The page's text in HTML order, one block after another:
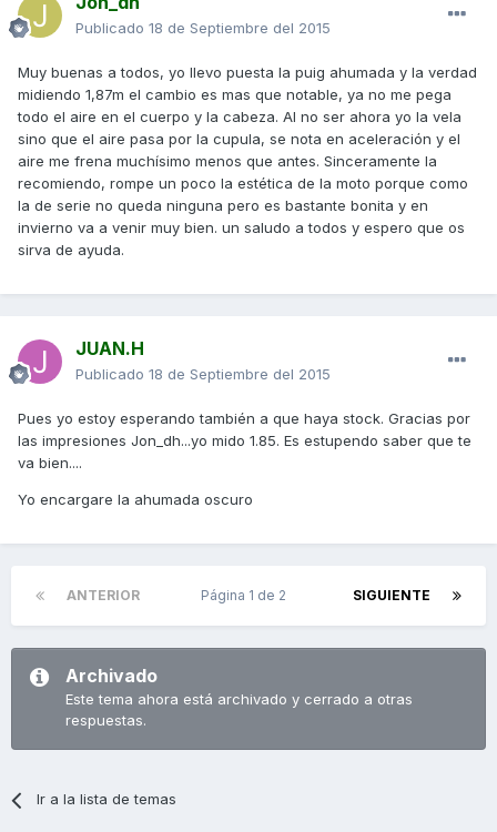
Publicado 18 de Septiembre del 2015
Muy buenas a todos, yo llevo puesta la puig ahumada y la verdad
midiendo 1,87m el cambio es mas que notable, ya no me pega
todo el aire en el cuerpo y la cabeza. Al no ser ahora yo la vela
sino que el aire pasa por la cupula, se nota en aceleración y el
aire me frena muchísimo menos que antes. Sinceramente la
recomiendo, rompe un poco la estética de la moto porque como
la de serie no queda ninguna pero es bastante bonita y en
invierno va a venir muy bien. un saludo a todos y espero que os
sirva de ayuda.
JUAN.H
Publicado 18 de Septiembre del 2015
Pues yo estoy esperando también a que haya stock. Gracias por
las impresiones Jon_dh...yo mido 1.85. Es estupendo saber que te
va bien....
Yo encargare la ahumada oscuro
ANTERIOR SIGUIENTE
Página 1 de 2
Archivado
Este tema ahora está archivado y cerrado a otras
respuestas.
Ir a la lista de temas